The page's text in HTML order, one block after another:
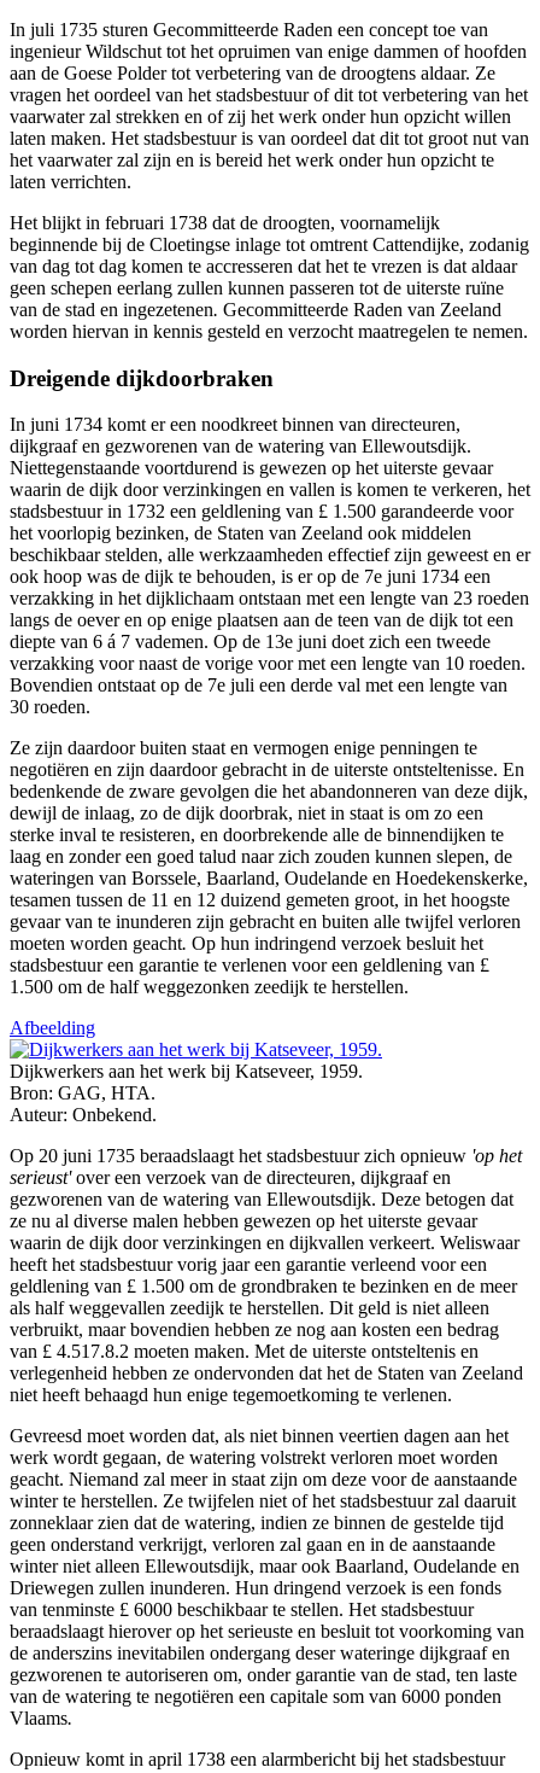
In juli 1735 sturen Gecommitteerde Raden een concept toe van
ingenieur Wildschut tot het opruimen van enige dammen of hoofden
aan de Goese Polder tot verbetering van de droogtens aldaar. Ze
vragen het oordeel van het stadsbestuur of dit tot verbetering van het
vaarwater zal strekken en of zij het werk onder hun opzicht willen
laten maken. Het stadsbestuur is van oordeel dat dit tot groot nut van
het vaarwater zal zijn en is bereid het werk onder hun opzicht te
laten verrichten.
Het blijkt in februari 1738 dat de droogten, voornamelijk
beginnende bij de Cloetingse inlage tot omtrent Cattendijke, zodanig
van dag tot dag komen te accresseren dat het te vrezen is dat aldaar
geen schepen eerlang zullen kunnen passeren tot de uiterste ruïne
van de stad en ingezetenen. Gecommitteerde Raden van Zeeland
worden hiervan in kennis gesteld en verzocht maatregelen te nemen.
Dreigende dijkdoorbraken
In juni 1734 komt er een noodkreet binnen van directeuren,
dijkgraaf en gezworenen van de watering van Ellewoutsdijk.
Niettegenstaande voortdurend is gewezen op het uiterste gevaar
waarin de dijk door verzinkingen en vallen is komen te verkeren, het
stadsbestuur in 1732 een geldlening van £ 1.500 garandeerde voor
het voorlopig bezinken, de Staten van Zeeland ook middelen
beschikbaar stelden, alle werkzaamheden effectief zijn geweest en er
ook hoop was de dijk te behouden, is er op de 7e juni 1734 een
verzakking in het dijklichaam ontstaan met een lengte van 23 roeden
langs de oever en op enige plaatsen aan de teen van de dijk tot een
diepte van 6 á 7 vademen. Op de 13e juni doet zich een tweede
verzakking voor naast de vorige voor met een lengte van 10 roeden.
Bovendien ontstaat op de 7e juli een derde val met een lengte van
30 roeden.
Ze zijn daardoor buiten staat en vermogen enige penningen te
negotiëren en zijn daardoor gebracht in de uiterste ontsteltenisse. En
bedenkende de zware gevolgen die het abandonneren van deze dijk,
dewijl de inlaag, zo de dijk doorbrak, niet in staat is om zo een
sterke inval te resisteren, en doorbrekende alle de binnendijken te
laag en zonder een goed talud naar zich zouden kunnen slepen, de
wateringen van Borssele, Baarland, Oudelande en Hoedekenskerke,
tesamen tussen de 11 en 12 duizend gemeten groot, in het hoogste
gevaar van te inunderen zijn gebracht en buiten alle twijfel verloren
moeten worden geacht. Op hun indringend verzoek besluit het
stadsbestuur een garantie te verlenen voor een geldlening van £
1.500 om de half weggezonken zeedijk te herstellen.
Afbeelding
Dijkwerkers aan het werk bij Katseveer, 1959.
Bron: GAG, HTA.
Auteur: Onbekend.
Op 20 juni 1735 beraadslaagt het stadsbestuur zich opnieuw 'op het
serieust'over een verzoek van de directeuren, dijkgraaf en
gezworenen van de watering van Ellewoutsdijk. Deze betogen dat
ze nu al diverse malen hebben gewezen op het uiterste gevaar
waarin de dijk door verzinkingen en dijkvallen verkeert. Weliswaar
heeft het stadsbestuur vorig jaar een garantie verleend voor een
geldlening van £ 1.500 om de grondbraken te bezinken en de meer
als half weggevallen zeedijk te herstellen. Dit geld is niet alleen
verbruikt, maar bovendien hebben ze nog aan kosten een bedrag
van £ 4.517.8.2 moeten maken. Met de uiterste ontsteltenis en
verlegenheid hebben ze ondervonden dat het de Staten van Zeeland
niet heeft behaagd hun enige tegemoetkoming te verlenen.
Gevreesd moet worden dat, als niet binnen veertien dagen aan het
werk wordt gegaan, de watering volstrekt verloren moet worden
geacht. Niemand zal meer in staat zijn om deze voor de aanstaande
winter te herstellen. Ze twijfelen niet of het stadsbestuur zal daaruit
zonneklaar zien dat de watering, indien ze binnen de gestelde tijd
geen onderstand verkrijgt, verloren zal gaan en in de aanstaande
winter niet alleen Ellewoutsdijk, maar ook Baarland, Oudelande en
Driewegen zullen inunderen. Hun dringend verzoek is een fonds
van tenminste £ 6000 beschikbaar te stellen. Het stadsbestuur
beraadslaagt hierover op het serieuste en besluit tot voorkoming van
de anderszins inevitabilen ondergang deser wateringe dijkgraaf en
gezworenen te autoriseren om, onder garantie van de stad, ten laste
van de watering te negotiëren een capitale som van 6000 ponden
Vlaams.
Opnieuw komt in april 1738 een alarmbericht bij het stadsbestuur